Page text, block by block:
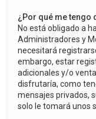
¿Por qué me tengo
No está obligado a
Administradores y
necesitará
embargo, estar
adicionales y/o
disfrutaría, como
mensajes privados,
solo le tomará unos